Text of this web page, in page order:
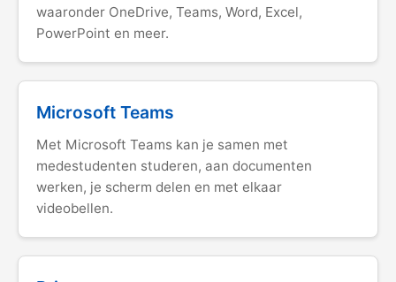
waaronder OneDrive, Teams, Word, Excel,
PowerPoint en meer.
Microsoft Teams
Met Microsoft Teams kan je samen met
medestudenten studeren, aan documenten
werken, je scherm delen en met elkaar
videobellen.